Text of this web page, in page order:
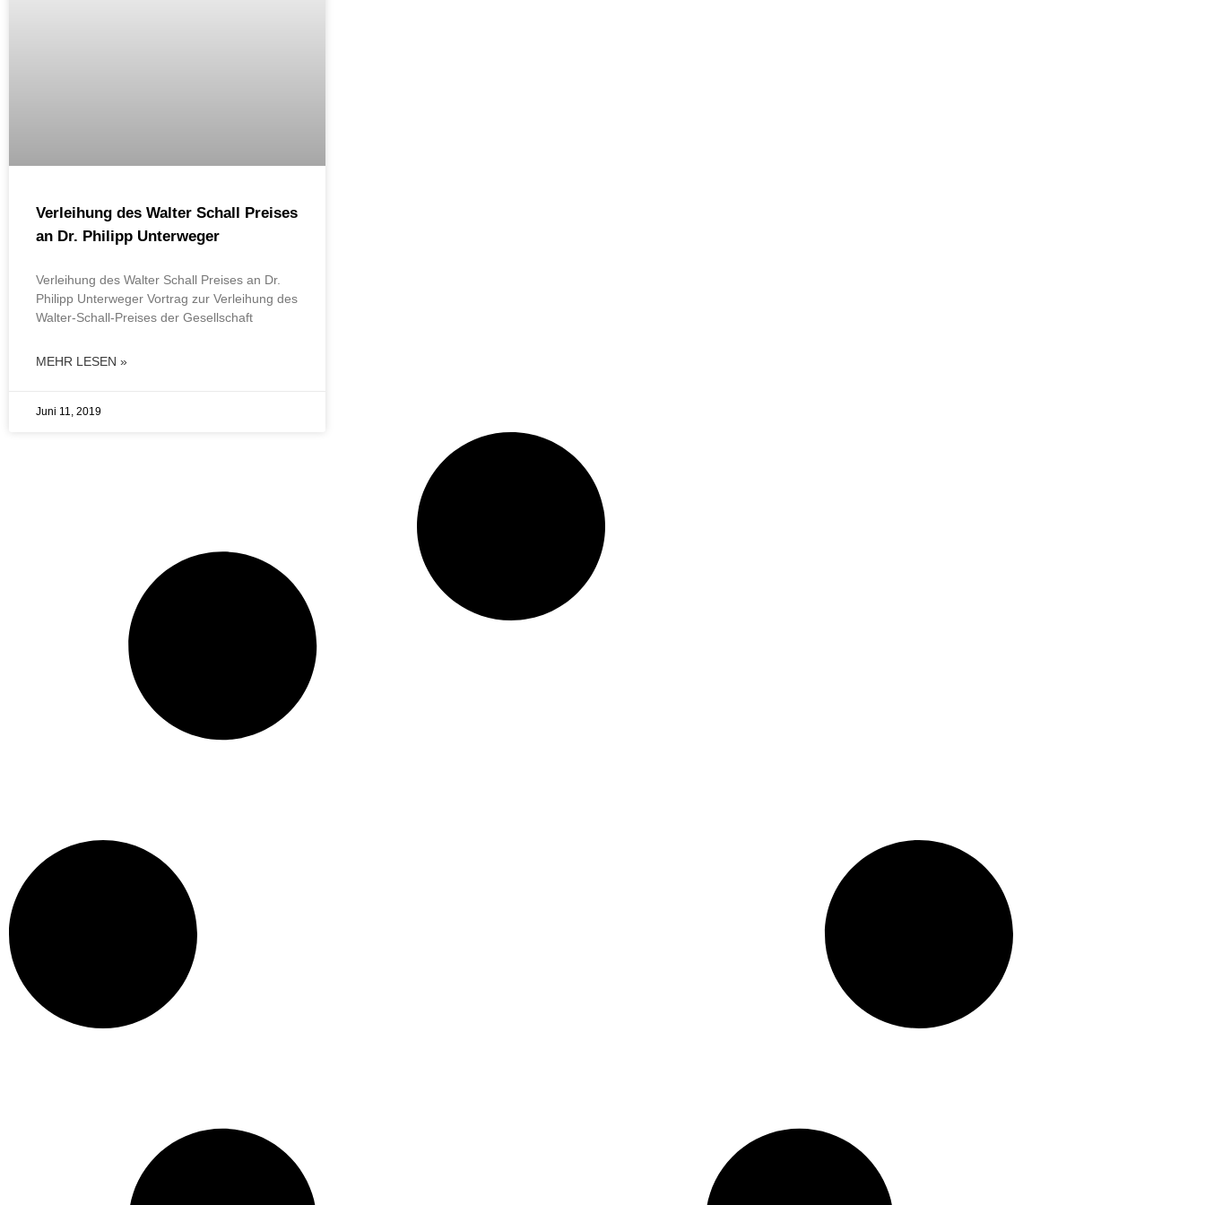
Verleihung des Walter Schall Preises
an Dr. Philipp Unterweger
Verleihung des Walter Schall Preises an Dr.
Philipp Unterweger Vortrag zur Verleihung des
Walter-Schall-Preises der Gesellschaft
MEHR LESEN »
Juni 11, 2019